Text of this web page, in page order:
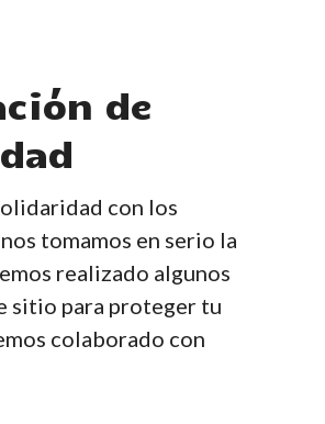
de
con los
tomamos en serio la
realizado algunos
sitio para proteger tu
colaborado con